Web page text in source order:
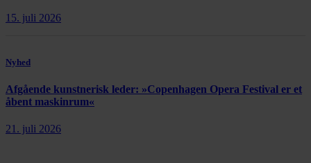
15. juli 2026
Nyhed
Afgående kunstnerisk leder: »Copenhagen Opera Festival er et
åbent maskinrum«
21. juli 2026